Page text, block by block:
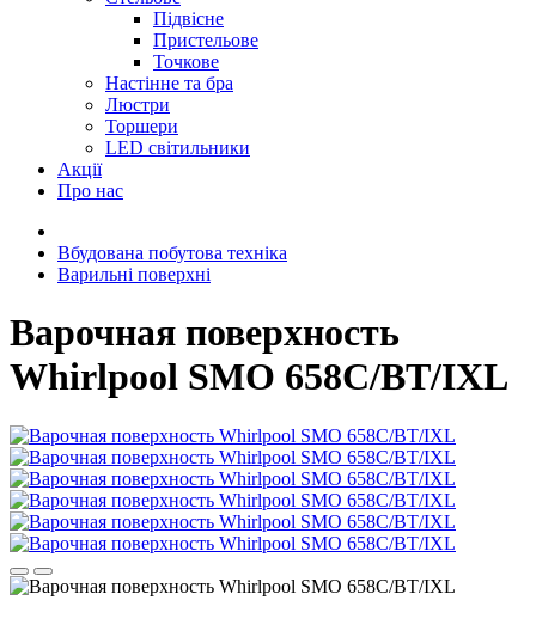
Підвісне
Пристельове
Точкове
Настінне та бра
Люстри
Торшери
LED світильники
Акції
Про нас
Вбудована побутова техніка
Варильні поверхні
Варочная поверхность
Whirlpool SMO 658C/BT/IXL